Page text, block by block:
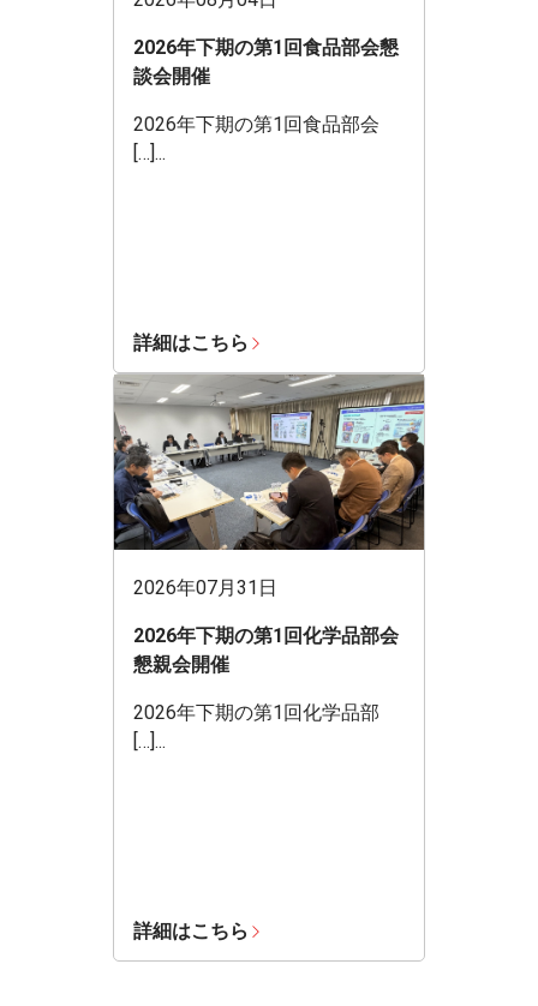
2026年下期の第1回食品部会懇
談会開催
2026年下期の第1回食品部会
[…]...
詳細はこちら
2026年07月31日
2026年下期の第1回化学品部会
懇親会開催
2026年下期の第1回化学品部
[…]...
詳細はこちら